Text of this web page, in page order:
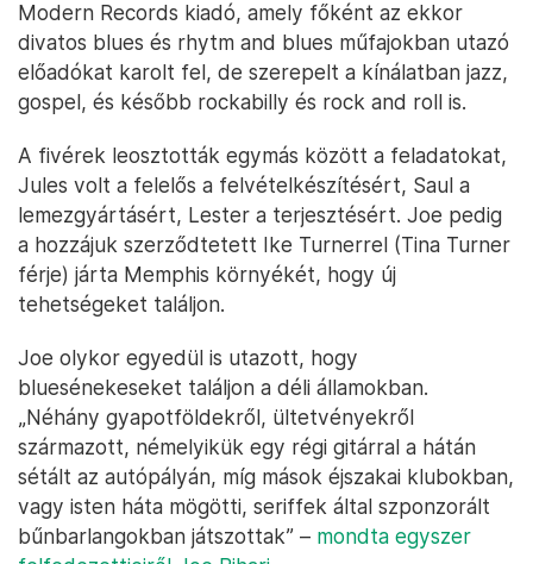
Modern Records kiadó, amely főként az ekkor
divatos blues és rhytm and blues műfajokban utazó
előadókat karolt fel, de szerepelt a kínálatban jazz,
gospel, és később rockabilly és rock and roll is.
A fivérek leosztották egymás között a feladatokat,
Jules volt a felelős a felvételkészítésért, Saul a
lemezgyártásért, Lester a terjesztésért. Joe pedig
a hozzájuk szerződtetett Ike Turnerrel (Tina Turner
férje) járta Memphis környékét, hogy új
tehetségeket találjon.
Joe olykor egyedül is utazott, hogy
bluesénekeseket találjon a déli államokban.
„Néhány gyapotföldekről, ültetvényekről
származott, némelyikük egy régi gitárral a hátán
sétált az autópályán, míg mások éjszakai klubokban,
vagy isten háta mögötti, seriffek által szponzorált
bűnbarlangokban játszottak” – mondta egyszer